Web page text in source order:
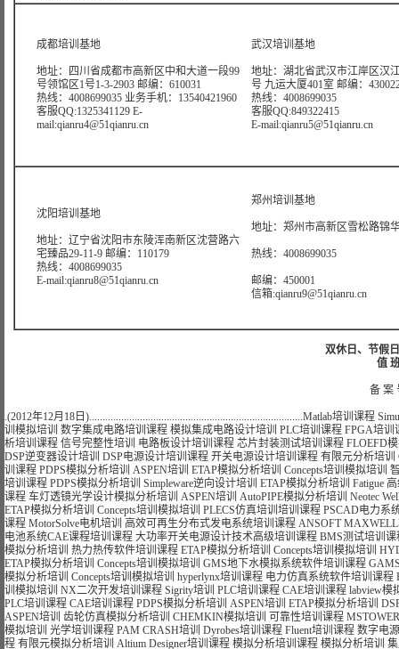
成都培训基地
地址：四川省成都市高新区中和大道一段99
号领馆区1号1-3-2903 邮编：610031
热线：4008699035 业务手机：13540421960
客服QQ:1325341129 E-
mail:qianru4@51qianru.cn
武汉培训基地
地址：湖北省武汉市江岸区汉
号 九运大厦401室 邮编：
热线：4008699035
客服QQ:849322415
E-mail:qianru5@51qianru.cn
沈阳培训基地
地址：辽宁省沈阳市东陵浑南新区沈营路六
宅臻品29-11-9 邮编：110179
热线：4008699035
E-mail:qianru8@51qianru.cn
郑州培训基地
地址：郑州市高新区雪松路锦
热线：4008699035
邮编：450001
信箱:qianru9@51qianru.cn
双休日、节假
值
备 案
.(2012年12月18日)................................................................................Matlab培训课程
训模拟培训 数字集成电路培训课程 模拟集成电路设计培训 PLC培训课程 FPGA培训
析培训课程 信号完整性培训 电路板设计培训课程 芯片封装测试培训课程 FLOEFD
DSP逆变器设计培训 DSP电源设计培训课程 开关电源设计培训课程 有限元分析培训
训课程 PDPS模拟分析培训 ASPEN培训 ETAP模拟分析培训 Concepts培训模拟培训
培训课程 PDPS模拟分析培训 Simpleware逆向设计培训 ETAP模拟分析培训 Fatigue
课程 车灯透镜光学设计模拟分析培训 ASPEN培训 AutoPIPE模拟分析培训 Neotec
ETAP模拟分析培训 Concepts培训模拟培训 PLECS仿真培训培训课程 PSCAD电力系
课程 MotorSolve电机培训 高效可再生分布式发电系统培训课程 ANSOFT
电池系统CAE课程培训课程 大功率开关电源设计技术高级培训课程 BMS测试培训课
模拟分析培训 热力热传软件培训课程 ETAP模拟分析培训 Concepts培训模拟培训
ETAP模拟分析培训 Concepts培训模拟培训 GMS地下水模拟系统软件培训课程
模拟分析培训 Concepts培训模拟培训 hyperlynx培训课程 电力仿真系统软件培训课程
训模拟培训 NX二次开发培训课程 Sigrity培训 PLC培训课程 CAE培训课程 labview模
PLC培训课程 CAE培训课程 PDPS模拟分析培训 ASPEN培训 ETAP模拟分析培训
ASPEN培训 齿轮仿真模拟分析培训 CHEMKIN模拟培训 可靠性培训课程
模拟培训 光学培训课程 PAM CRASH培训 Dyrobes培训课程 Fluent培训课程 数字电
程 有限元模拟分析培训 Altium Designer培训课程 模拟分析培训课程 模拟分析培训